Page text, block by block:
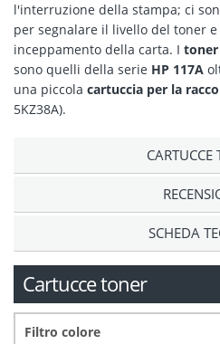
l'interruzione della stampa; ci
per segnalare il livello del toner
inceppamento della carta. I toner
sono quelli della serie HP 117A
una piccola cartuccia per la
5KZ38A).
CARTUCCE
SCHEDA
Cartucce toner